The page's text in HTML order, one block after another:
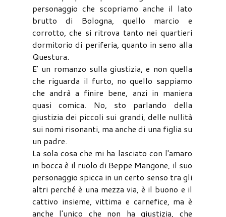
personaggio che scopriamo anche il lato
brutto di Bologna, quello marcio e
corrotto, che si ritrova tanto nei quartieri
dormitorio di periferia, quanto in seno alla
Questura.
E' un romanzo sulla giustizia, e non quella
che riguarda il furto, no quello sappiamo
che andrà a finire bene, anzi in maniera
quasi comica. No, sto parlando della
giustizia dei piccoli sui grandi, delle nullità
sui nomi risonanti, ma anche di una figlia su
un padre.
La sola cosa che mi ha lasciato con l'amaro
in bocca è il ruolo di Beppe Mangone, il suo
personaggio spicca in un certo senso tra gli
altri perché è una mezza via, è il buono e il
cattivo insieme, vittima e carnefice, ma è
anche l'unico che non ha giustizia, che